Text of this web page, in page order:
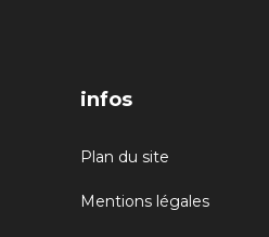
infos
Plan du site
Mentions légales